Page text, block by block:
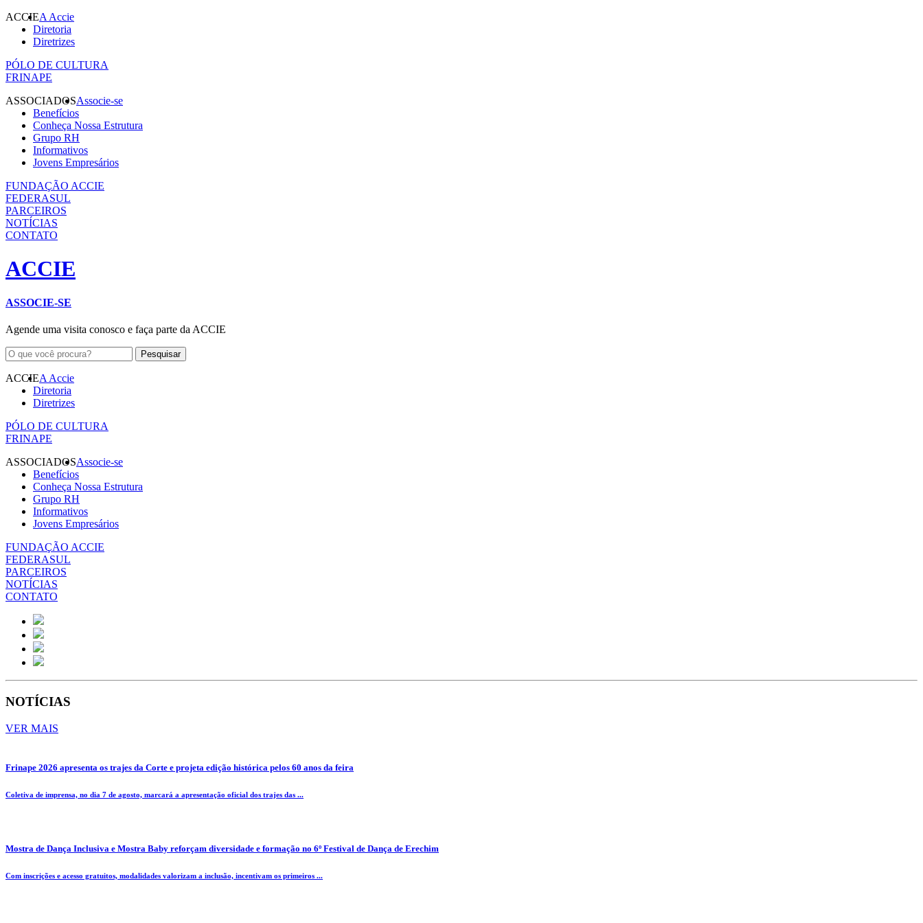
ACCIEA Accie
Diretoria
Diretrizes
PÓLO DE CULTURA
FRINAPE
ASSOCIADOSAssocie-se
Benefícios
Conheça Nossa Estrutura
Grupo RH
Informativos
Jovens Empresários
FUNDAÇÃO ACCIE
FEDERASUL
PARCEIROS
NOTÍCIAS
CONTATO
ACCIE
ASSOCIE-SE
Agende uma visita conosco e faça parte da ACCIE
ACCIEA Accie
Diretoria
Diretrizes
PÓLO DE CULTURA
FRINAPE
ASSOCIADOSAssocie-se
Benefícios
Conheça Nossa Estrutura
Grupo RH
Informativos
Jovens Empresários
FUNDAÇÃO ACCIE
FEDERASUL
PARCEIROS
NOTÍCIAS
CONTATO
NOTÍCIAS
VER MAIS
Frinape 2026 apresenta os trajes da Corte e projeta edição histórica pelos 60 anos da feira
Coletiva de imprensa, no dia 7 de agosto, marcará a apresentação oficial dos trajes das ...
Mostra de Dança Inclusiva e Mostra Baby reforçam diversidade e formação no 6º Festival de Dança de Erechim
Com inscrições e acesso gratuitos, modalidades valorizam a inclusão, incentivam os primeiros ...